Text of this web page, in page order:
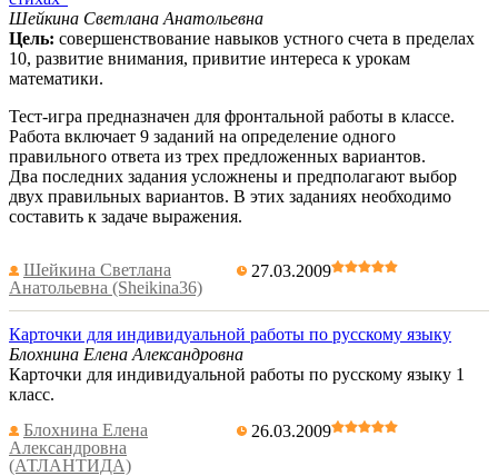
Шейкина Светлана Анатольевна
Цель: совершенствование навыков устного счета в пределах
10, развитие внимания, привитие интереса к урокам
математики.
Тест-игра предназначен для фронтальной работы в классе.
Работа включает 9 заданий на определение одного
правильного ответа из трех предложенных вариантов.
Два последних задания усложнены и предполагают выбор
двух правильных вариантов. В этих заданиях необходимо
составить к задаче выражения.
Шейкина Светлана
Анатольевна (Sheikina36)
27.03.2009
Карточки для индивидуальной работы по русскому языку
Блохнина Елена Александровна
Карточки для индивидуальной работы по русскому языку 1
класс.
Блохнина Елена
Александровна
(АТЛАНТИДА)
26.03.2009